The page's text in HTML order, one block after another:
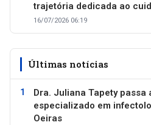
trajetória dedicada ao
16/07/2026 06:19
Últimas notícias
Dra. Juliana Tapety
especializado em
Oeiras